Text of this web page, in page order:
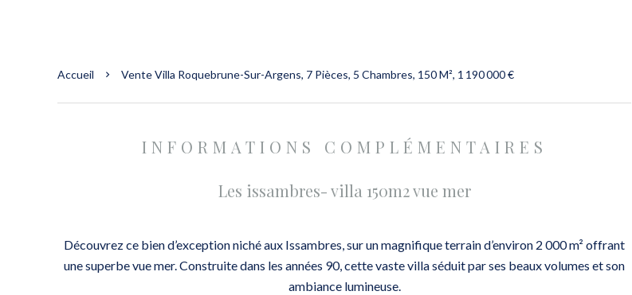
Accueil Vente Villa Roquebrune-Sur-Argens, 7 Pièces, 5 Chambres, 150 M², 1 190 000 €
INFORMATIONS COMPLÉMENTAIRES
Les issambres- villa 150m2 vue mer
Découvrez ce bien d’exception niché aux Issambres, sur un magnifique terrain d’environ 2 000 m² offrant
une superbe vue mer. Construite dans les années 90, cette vaste villa séduit par ses beaux volumes et son
ambiance lumineuse.